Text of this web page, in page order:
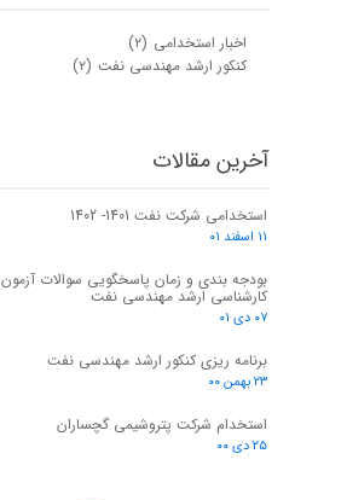
اخبار استخدامی (۲)
کنکور ارشد مهندسی نفت (۲)
استخدامی شرکت نفت 1401- 1402
۱۱ اسفند ۰۱
بودجه بندی و زمان پاسخگویی سوالات آزمون
کارشناسی ارشد مهندسی نفت
۰۷ دی ۰۱
برنامه ریزی کنکور ارشد مهندسی نفت
۲۳ بهمن ۰۰
استخدام شرکت پتروشیمی گچساران
۲۵ دی ۰۰
آخرین مقالات